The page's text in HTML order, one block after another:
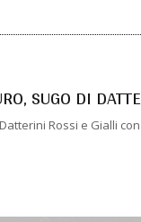
SUGO DI
Rossi e Gialli